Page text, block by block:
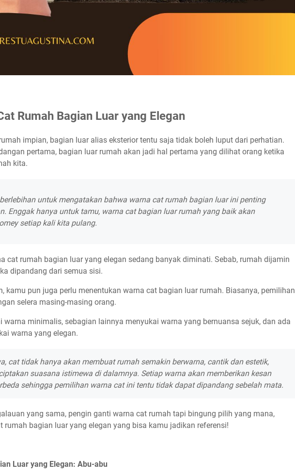
Rumah Bagian Luar yang Elegan
impian, bagian luar alias eksterior tentu saja tidak boleh luput dari perhatian.
pertama, bagian luar rumah akan jadi hal pertama yang dilihat orang ketika
kita.
untuk mengatakan bahwa warna cat rumah bagian luar ini penting
Enggak hanya untuk tamu, warna cat bagian luar rumah yang baik akan
setiap kali kita pulang.
cat rumah bagian luar yang elegan sedang banyak diminati. Sebab, rumah dijamin
dipandang dari semua sisi.
kamu pun juga perlu menentukan warna cat bagian luar rumah. Biasanya, pemilihan
selera masing-masing orang.
warna minimalis, sebagian lainnya menyukai warna yang bernuansa sejuk, dan ada
warna yang elegan.
cat tidak hanya akan membuat rumah semakin berwarna, cantik dan estetik,
suasana istimewa di dalamnya. Setiap warna akan memberikan kesan
sehingga pemilihan warna cat ini tentu tidak dapat dipandang sebelah mata.
yang sama, pengin ganti warna cat rumah tapi bingung pilih yang mana,
rumah bagian luar yang elegan yang bisa kamu jadikan referensi!
Luar yang Elegan: Abu-abu